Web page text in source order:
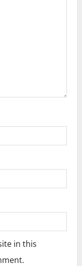
in this